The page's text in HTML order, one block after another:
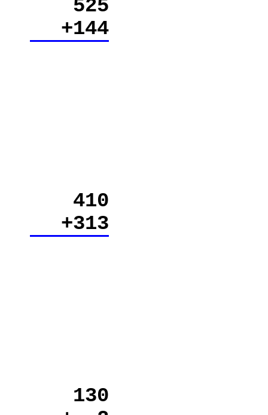
525
+144
410
+313
130